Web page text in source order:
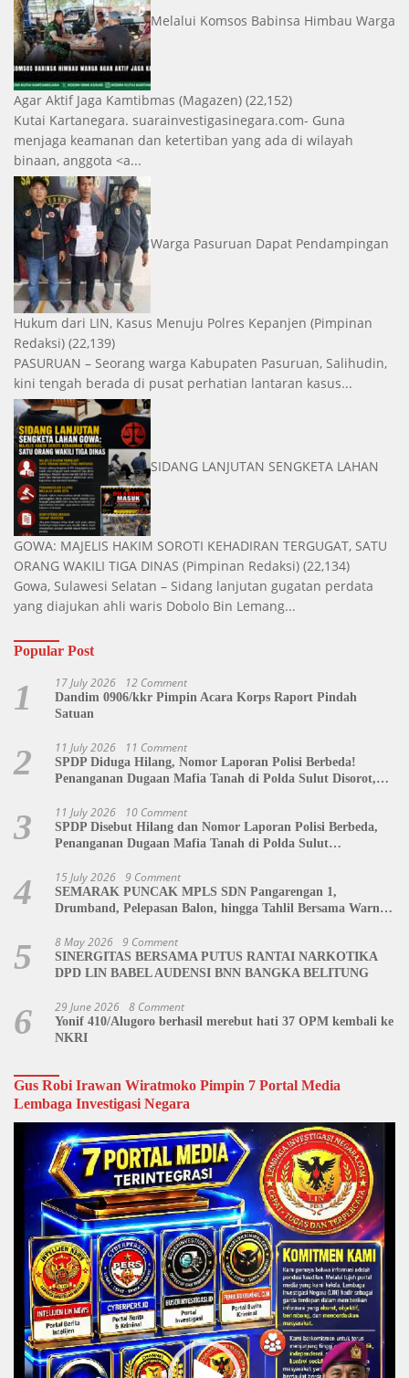
Melalui Komsos Babinsa Himbau Warga
Agar Aktif Jaga Kamtibmas (Magazen) (22,152)
Kutai Kartanegara. suarainvestigasinegara.com- Guna
menjaga keamanan dan ketertiban yang ada di wilayah
binaan, anggota <a...
Warga Pasuruan Dapat Pendampingan
Hukum dari LIN, Kasus Menuju Polres Kepanjen (Pimpinan
Redaksi) (22,139)
PASURUAN – Seorang warga Kabupaten Pasuruan, Salihudin,
kini tengah berada di pusat perhatian lantaran kasus...
SIDANG LANJUTAN SENGKETA LAHAN
GOWA: MAJELIS HAKIM SOROTI KEHADIRAN TERGUGAT, SATU
ORANG WAKILI TIGA DINAS (Pimpinan Redaksi) (22,134)
Gowa, Sulawesi Selatan – Sidang lanjutan gugatan perdata
yang diajukan ahli waris Dobolo Bin Lemang...
Popular Post
1 17 July 2026 12 Comment
Dandim 0906/kkr Pimpin Acara Korps Raport Pindah
Satuan
2 11 July 2026 11 Comment
SPDP Diduga Hilang, Nomor Laporan Polisi Berbeda!
Penanganan Dugaan Mafia Tanah di Polda Sulut Disorot,
3 11 July 2026 10 Comment
SPDP Disebut Hilang dan Nomor Laporan Polisi Berbeda,
Penanganan Dugaan Mafia Tanah di Polda Sulut
4 15 July 2026 9 Comment
SEMARAK PUNCAK MPLS SDN Pangarengan 1,
Drumband, Pelepasan Balon, hingga Tahlil Bersama Warnai
5 8 May 2026 9 Comment
SINERGITAS BERSAMA PUTUS RANTAI NARKOTIKA
DPD LIN BABEL AUDENSI BNN BANGKA BELITUNG
6 29 June 2026 8 Comment
Yonif 410/Alugoro berhasil merebut hati 37 OPM kembali ke
NKRI
Gus Robi Irawan Wiratmoko Pimpin 7 Portal Media
Lembaga Investigasi Negara
Video
Player